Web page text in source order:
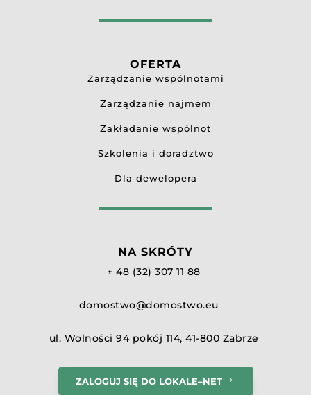
OFERTA
Zarządzanie wspólnotami
Zarządzanie najmem
Zakładanie wspólnot
Szkolenia i doradztwo
Dla dewelopera
NA SKRÓTY
+ 48 (32) 307 11 88
domostwo@domostwo.eu
ul. Wolności 94 pokój 114, 41-800 Zabrze
ZALOGUJ SIĘ DO LOKALE–NET